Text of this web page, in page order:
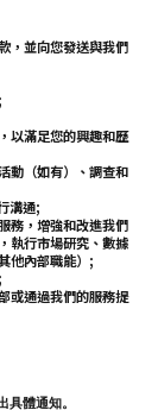
，並向您發送與我們
以滿足您的興趣和歷
動（如有）、調查和
溝通;
務，增強和改進我們
執行市場研究、數據
他內部職能）;
或通過我們的服務提
具體通知。